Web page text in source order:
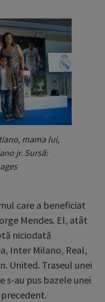
mama lui,
jr. Sursă:
care a beneficiat
Mendes. El, atât
niciodată
Inter Milano, Real,
United. Traseul unei
s-au pus bazele unei